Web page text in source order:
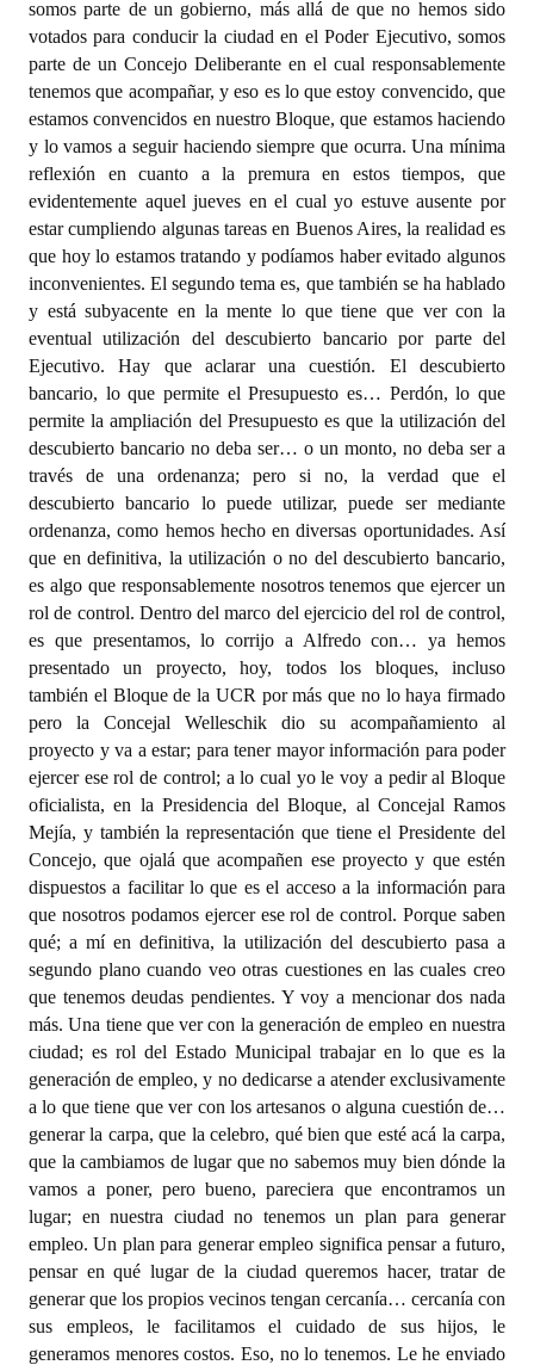
somos parte de un gobierno, más allá de que no hemos sido
votados para conducir la ciudad en el Poder Ejecutivo, somos
parte de un Concejo Deliberante en el cual responsablemente
tenemos que acompañar, y eso es lo que estoy convencido, que
estamos convencidos en nuestro Bloque, que estamos haciendo
y lo vamos a seguir haciendo siempre que ocurra. Una mínima
reflexión en cuanto a la premura en estos tiempos, que
evidentemente aquel jueves en el cual yo estuve ausente por
estar cumpliendo algunas tareas en Buenos Aires, la realidad es
que hoy lo estamos tratando y podíamos haber evitado algunos
inconvenientes. El segundo tema es, que también se ha hablado
y está subyacente en la mente lo que tiene que ver con la
eventual utilización del descubierto bancario por parte del
Ejecutivo. Hay que aclarar una cuestión. El descubierto
bancario, lo que permite el Presupuesto es… Perdón, lo que
permite la ampliación del Presupuesto es que la utilización del
descubierto bancario no deba ser… o un monto, no deba ser a
través de una ordenanza; pero si no, la verdad que el
descubierto bancario lo puede utilizar, puede ser mediante
ordenanza, como hemos hecho en diversas oportunidades. Así
que en definitiva, la utilización o no del descubierto bancario,
es algo que responsablemente nosotros tenemos que ejercer un
rol de control. Dentro del marco del ejercicio del rol de control,
es que presentamos, lo corrijo a Alfredo con… ya hemos
presentado un proyecto, hoy, todos los bloques, incluso
también el Bloque de la UCR por más que no lo haya firmado
pero la Concejal Welleschik dio su acompañamiento al
proyecto y va a estar; para tener mayor información para poder
ejercer ese rol de control; a lo cual yo le voy a pedir al Bloque
oficialista, en la Presidencia del Bloque, al Concejal Ramos
Mejía, y también la representación que tiene el Presidente del
Concejo, que ojalá que acompañen ese proyecto y que estén
dispuestos a facilitar lo que es el acceso a la información para
que nosotros podamos ejercer ese rol de control. Porque saben
qué; a mí en definitiva, la utilización del descubierto pasa a
segundo plano cuando veo otras cuestiones en las cuales creo
que tenemos deudas pendientes. Y voy a mencionar dos nada
más. Una tiene que ver con la generación de empleo en nuestra
ciudad; es rol del Estado Municipal trabajar en lo que es la
generación de empleo, y no dedicarse a atender exclusivamente
a lo que tiene que ver con los artesanos o alguna cuestión de…
generar la carpa, que la celebro, qué bien que esté acá la carpa,
que la cambiamos de lugar que no sabemos muy bien dónde la
vamos a poner, pero bueno, pareciera que encontramos un
lugar; en nuestra ciudad no tenemos un plan para generar
empleo. Un plan para generar empleo significa pensar a futuro,
pensar en qué lugar de la ciudad queremos hacer, tratar de
generar que los propios vecinos tengan cercanía… cercanía con
sus empleos, le facilitamos el cuidado de sus hijos, le
generamos menores costos. Eso, no lo tenemos. Le he enviado